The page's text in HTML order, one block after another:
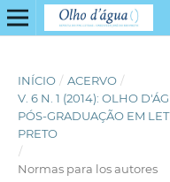
INÍCIO / ACERVO /
V. 6 N. 1 (2014): OLHO
PÓS-GRADUAÇÃO EM
PRETO
/
Normas para los autores